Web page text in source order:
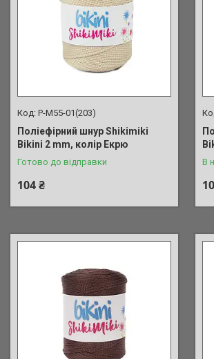
P-M55-01(203)
Поліефірний шнур Shikimiki
Bikini 2 mm, колір Екрю
Готово до відправки
104 ₴
В